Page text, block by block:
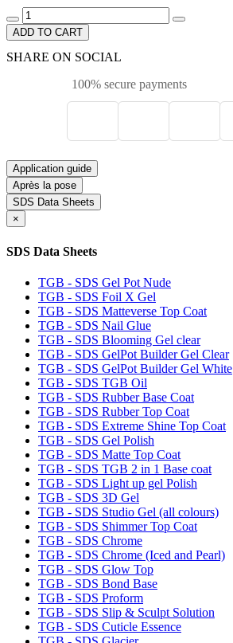
ADD TO CART
SHARE ON SOCIAL
100% secure payments
Application guide
Après la pose
SDS Data Sheets
×
SDS Data Sheets
TGB - SDS Gel Pot Nude
TGB - SDS Foil X Gel
TGB - SDS Matteverse Top Coat
TGB - SDS Nail Glue
TGB - SDS Blooming Gel clear
TGB - SDS GelPot Builder Gel Clear
TGB - SDS GelPot Builder Gel White
TGB - SDS TGB Oil
TGB - SDS Rubber Base Coat
TGB - SDS Rubber Top Coat
TGB - SDS Extreme Shine Top Coat
TGB - SDS Gel Polish
TGB - SDS Matte Top Coat
TGB - SDS TGB 2 in 1 Base coat
TGB - SDS Light up gel Polish
TGB - SDS 3D Gel
TGB - SDS Studio Gel (all colours)
TGB - SDS Shimmer Top Coat
TGB - SDS Chrome
TGB - SDS Chrome (Iced and Pearl)
TGB - SDS Glow Top
TGB - SDS Bond Base
TGB - SDS Proform
TGB - SDS Slip & Sculpt Solution
TGB - SDS Cuticle Essence